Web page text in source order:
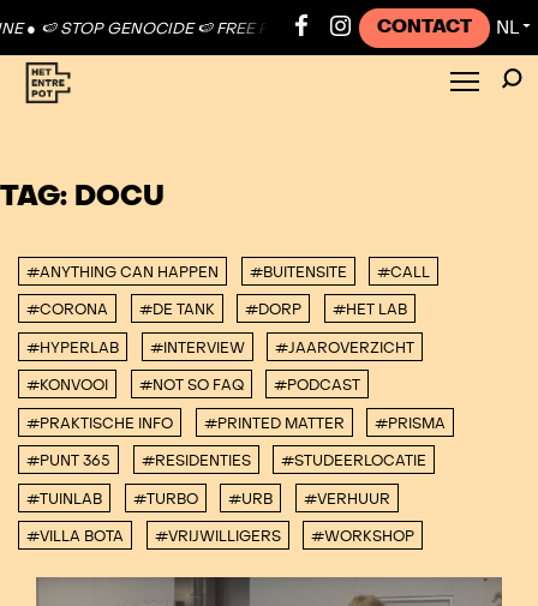
● 🍉 STOP GENOCIDE 🍉 FREE PALESTINE ● 🍉 STOP GENOCIDE 🍉
CONTACT NL ▼
TAG: DOCU
#ANYTHING CAN HAPPEN #BUITENSITE #CALL
#CORONA #DE TANK #DORP #HET LAB
#HYPERLAB #INTERVIEW #JAAROVERZICHT
#KONVOOI #NOT SO FAQ #PODCAST
#PRAKTISCHE INFO #PRINTED MATTER #PRISMA
#PUNT 365 #RESIDENTIES #STUDEERLOCATIE
#TUINLAB #TURBO #URB #VERHUUR
#VILLA BOTA #VRIJWILLIGERS #WORKSHOP